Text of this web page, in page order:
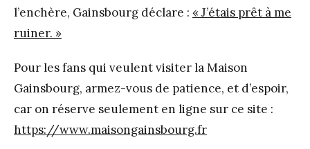
l’enchère, Gainsbourg déclare : « J’étais prêt à me
ruiner. »
Pour les fans qui veulent visiter la Maison
Gainsbourg, armez-vous de patience, et d’espoir,
car on réserve seulement en ligne sur ce site :
https://www.maisongainsbourg.fr